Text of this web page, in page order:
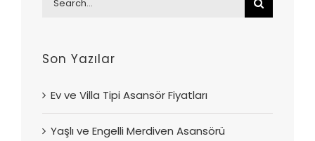
Son Yazılar
Ev ve Villa Tipi Asansör Fiyatları
Yaşlı ve Engelli Merdiven Asansörü